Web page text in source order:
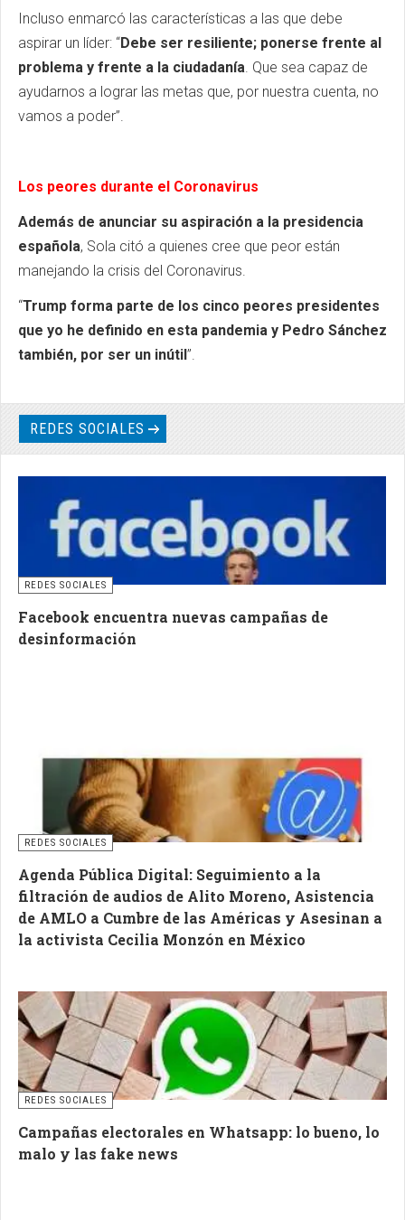
Incluso enmarcó las características a las que debe
aspirar un líder: “Debe ser resiliente; ponerse frente al
problema y frente a la ciudadanía. Que sea capaz de
ayudarnos a lograr las metas que, por nuestra cuenta, no
vamos a poder”.
Los peores durante el Coronavirus
Además de anunciar su aspiración a la presidencia
española, Sola citó a quienes cree que peor están
manejando la crisis del Coronavirus.
“Trump forma parte de los cinco peores presidentes
que yo he definido en esta pandemia y Pedro Sánchez
también, por ser un inútil”.
REDES SOCIALES
REDES SOCIALES
Facebook encuentra nuevas campañas de
desinformación
REDES SOCIALES
Agenda Pública Digital: Seguimiento a la
filtración de audios de Alito Moreno, Asistencia
de AMLO a Cumbre de las Américas y Asesinan a
la activista Cecilia Monzón en México
REDES SOCIALES
Campañas electorales en Whatsapp: lo bueno, lo
malo y las fake news